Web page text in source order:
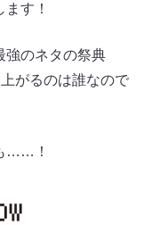
す！
強のネタの祭典
がるのは誰なので
……！